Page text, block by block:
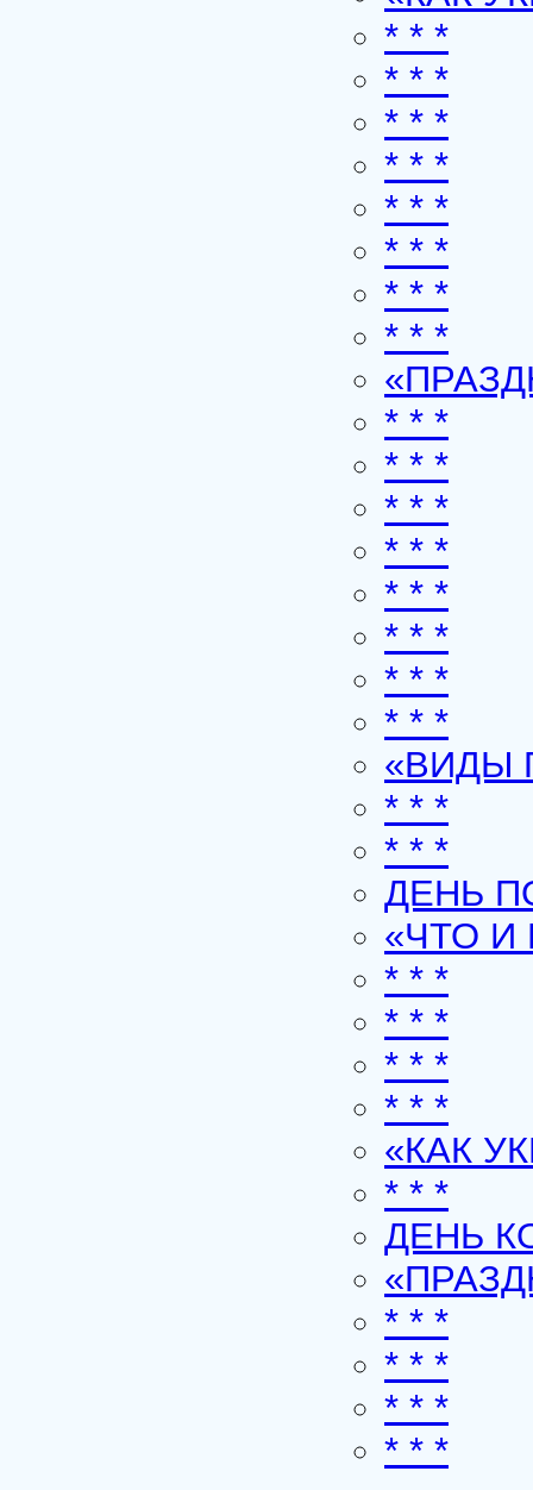
* * *
* * *
* * *
* * *
* * *
* * *
* * *
* * *
* * *
* * *
* * *
* * *
* * *
* * *
* * *
* * *
«ВИДЫ
* * *
* * *
ДЕНЬ
«ЧТО И
* * *
* * *
* * *
* * *
«КАК
* * *
ДЕНЬ
* * *
* * *
* * *
* * *